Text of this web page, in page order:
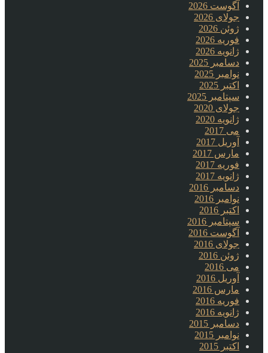
آگوست 2026
جولای 2026
ژوئن 2026
فوریه 2026
ژانویه 2026
دسامبر 2025
نوامبر 2025
اکتبر 2025
سپتامبر 2025
جولای 2020
ژانویه 2020
می 2017
آوریل 2017
مارس 2017
فوریه 2017
ژانویه 2017
دسامبر 2016
نوامبر 2016
اکتبر 2016
سپتامبر 2016
آگوست 2016
جولای 2016
ژوئن 2016
می 2016
آوریل 2016
مارس 2016
فوریه 2016
ژانویه 2016
دسامبر 2015
نوامبر 2015
اکتبر 2015